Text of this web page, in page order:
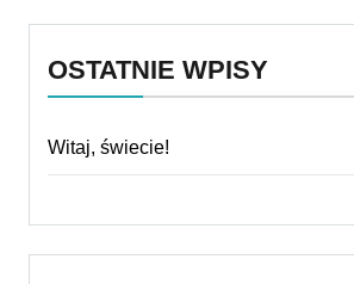
OSTATNIE WPISY
Witaj, świecie!